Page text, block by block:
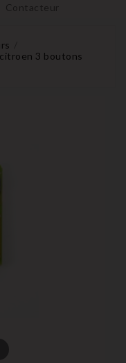
Contacteur
3 boutons